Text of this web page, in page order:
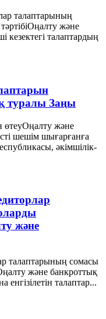
талаптарының
және
талаптардың
туралы Заңы
өтеуОңалту және
шешiм шығарғанға
әкiмшiлiк-
және
талаптарының сомасы
және банкроттық
талаптар...